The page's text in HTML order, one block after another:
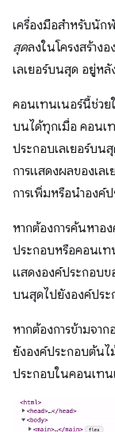
เครื่องมือสำหรับนั
สุดลงในโครงสร้าง
เลเยอร์บนสุด อยู่ห
คอนเทนเนอร์นี้ช่วย
บนได้ทุกเมื่อ คอนเ
ประกอบเลเยอร์บน
การแสดงผลของเล
การเพิ่มหรือนำองค์
หากต้องการค้นหาอ
ประกอบหรือคอนเท
แสดงองค์ประกอบข
บนสุดไปยังองค์ปร
หากต้องการข้ามจา
ยังองค์ประกอบต้นไ
ประกอบในคอนเทน